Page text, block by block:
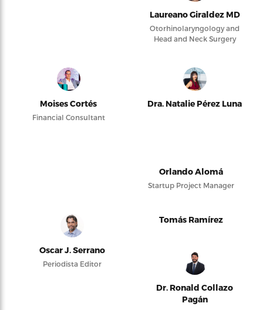
Laureano Giraldez MD
Otorhinolaryngology and
Head and Neck Surgery
Moises Cortés
Financial Consultant
Dra. Natalie Pérez Luna
Orlando Alomá
Startup Project Manager
Oscar J. Serrano
Periodista Editor
Tomás Ramírez
Dr. Ronald Collazo
Pagán